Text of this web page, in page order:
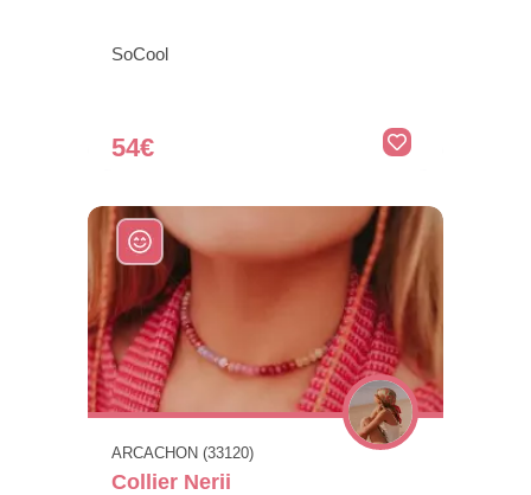
SoCool
54€
ARCACHON (33120)
Collier Nerii